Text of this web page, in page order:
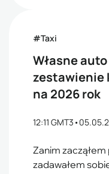
#Taxi
Własne
zestawienie
na 2026 rok
12:11 GMT3 •
Zanim
zadawałem